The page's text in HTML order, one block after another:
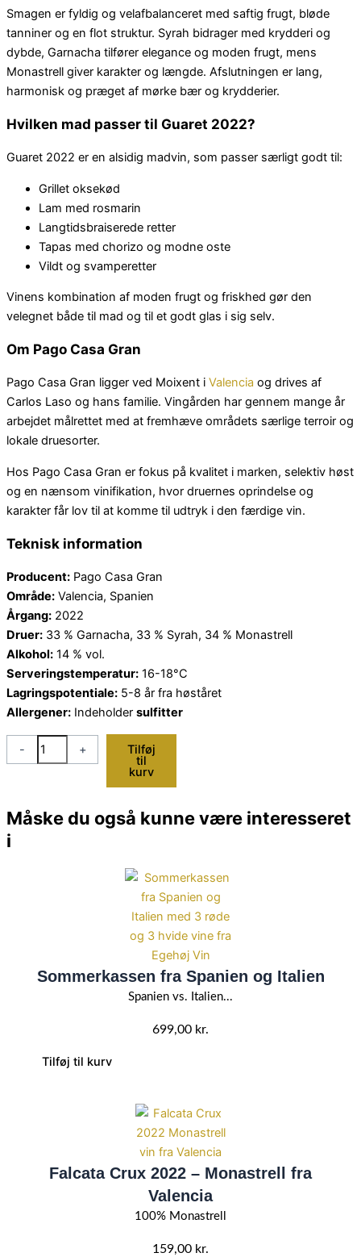
Smagen er fyldig og velafbalanceret med saftig frugt, bløde
tanniner og en flot struktur. Syrah bidrager med krydderi og
dybde, Garnacha tilfører elegance og moden frugt, mens
Monastrell giver karakter og længde. Afslutningen er lang,
harmonisk og præget af mørke bær og krydderier.
Hvilken mad passer til Guaret 2022?
Guaret 2022 er en alsidig madvin, som passer særligt godt til:
Grillet oksekød
Lam med rosmarin
Langtidsbraiserede retter
Tapas med chorizo og modne oste
Vildt og svamperetter
Vinens kombination af moden frugt og friskhed gør den
velegnet både til mad og til et godt glas i sig selv.
Om Pago Casa Gran
Pago Casa Gran ligger ved Moixent i Valencia og drives af
Carlos Laso og hans familie. Vingården har gennem mange år
arbejdet målrettet med at fremhæve områdets særlige terroir og
lokale druesorter.
Hos Pago Casa Gran er fokus på kvalitet i marken, selektiv høst
og en nænsom vinifikation, hvor druernes oprindelse og
karakter får lov til at komme til udtryk i den færdige vin.
Teknisk information
Producent: Pago Casa Gran
Område: Valencia, Spanien
Årgang: 2022
Druer: 33 % Garnacha, 33 % Syrah, 34 % Monastrell
Alkohol: 14 % vol.
Serveringstemperatur: 16-18°C
Lagringspotentiale: 5-8 år fra høståret
Allergener: Indeholder sulfitter
-
Guaret
2022
fra
Valencia
+ Tilføj
til
kurv
Måske du også kunne være interesseret
i
Sommerkassen fra Spanien og Italien
Spanien vs. Italien...
699,00 kr.
Tilføj til kurv
Falcata Crux 2022 – Monastrell fra
Valencia
100% Monastrell
159,00 kr.